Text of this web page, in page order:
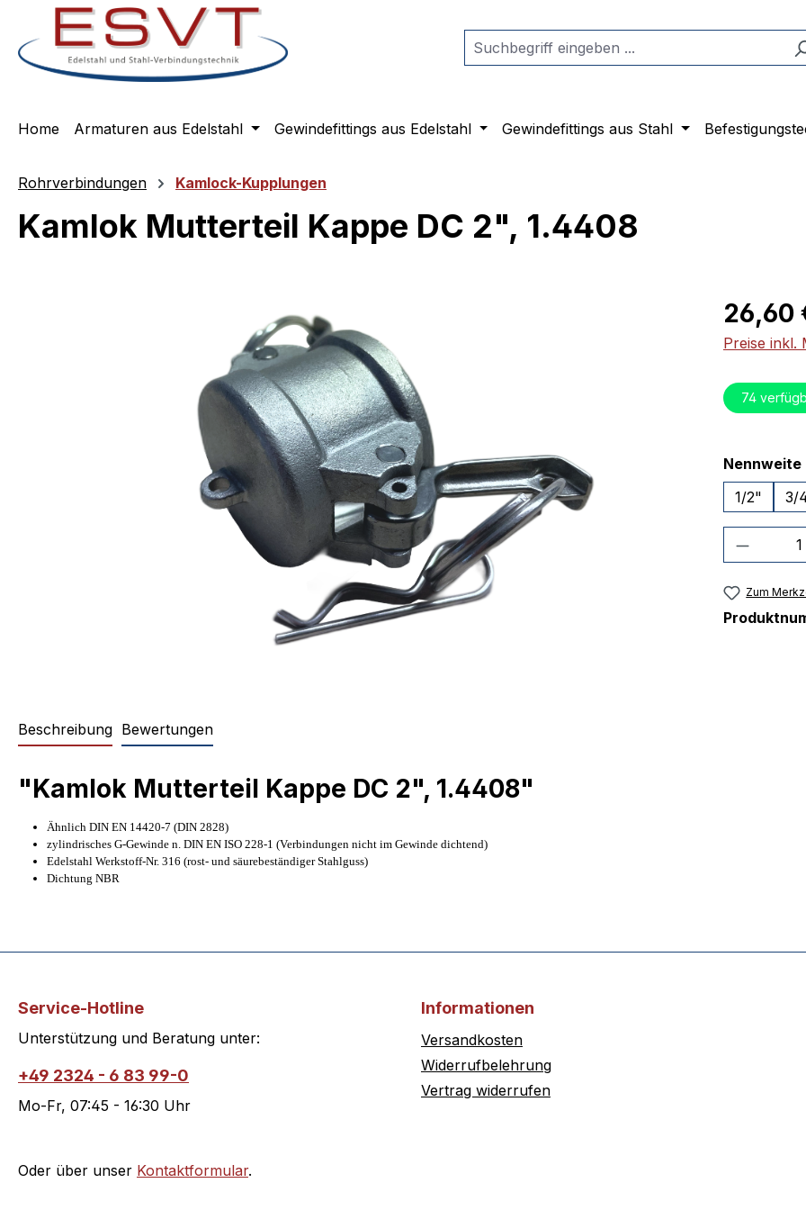
Hauptinhalt springen
Zur Suche springen
Zur Hauptnavigation springen
Home Armaturen aus Edelstahl Gewindefittings aus Edelstahl Gewindefittings aus Stahl
Rohrverbindungen Kamlock-Kupplungen
Kamlok Mutterteil Kappe DC 2", 1.4408
Regulärer
26,60
Preise inkl.
74
Nennweite
1/2"
3/
Zum
Beschreibung Bewertungen
"Kamlok Mutterteil Kappe DC 2", 1.4408"
Ähnlich DIN EN 14420-7 (DIN 2828)
zylindrisches G-Gewinde n. DIN EN ISO 228-1 (Verbindungen nicht im Gewinde dichtend)
Edelstahl Werkstoff-Nr. 316 (rost- und säurebeständiger Stahlguss)
Dichtung NBR
Service-Hotline
Unterstützung und Beratung unter:
+49 2324 - 6 83 99-0
Mo-Fr, 07:45 - 16:30 Uhr
Oder über unser Kontaktformular.
Informationen
Versandkosten
Widerrufbelehrung
Vertrag widerrufen